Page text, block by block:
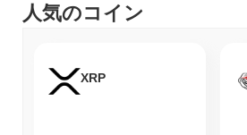
人気のコイン
XRP